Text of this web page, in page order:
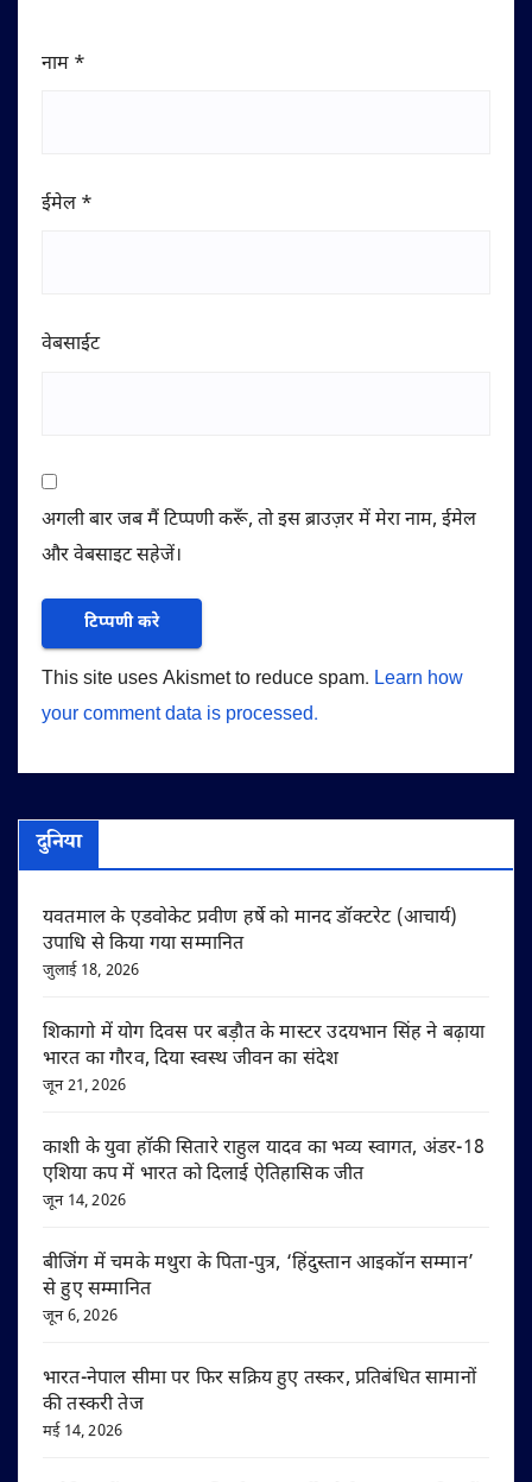
नाम *
ईमेल *
वेबसाईट
अगली बार जब मैं टिप्पणी करूँ, तो इस ब्राउज़र में मेरा नाम, ईमेल
और वेबसाइट सहेजें।
This site uses Akismet to reduce spam. Learn how
your comment data is processed.
दुनिया
यवतमाल के एडवोकेट प्रवीण हर्षे को मानद डॉक्टरेट (आचार्य)
उपाधि से किया गया सम्मानित
जुलाई 18, 2026
शिकागो में योग दिवस पर बड़ौत के मास्टर उदयभान सिंह ने बढ़ाया
भारत का गौरव, दिया स्वस्थ जीवन का संदेश
जून 21, 2026
काशी के युवा हॉकी सितारे राहुल यादव का भव्य स्वागत, अंडर-18
एशिया कप में भारत को दिलाई ऐतिहासिक जीत
जून 14, 2026
बीजिंग में चमके मथुरा के पिता-पुत्र, ‘हिंदुस्तान आइकॉन सम्मान’
से हुए सम्मानित
जून 6, 2026
भारत-नेपाल सीमा पर फिर सक्रिय हुए तस्कर, प्रतिबंधित सामानों
की तस्करी तेज
मई 14, 2026